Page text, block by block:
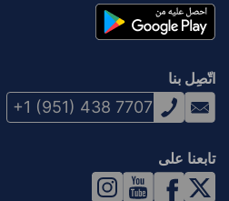
اتّصِل بنا
+1 (951) 438 7707
تابعنا على